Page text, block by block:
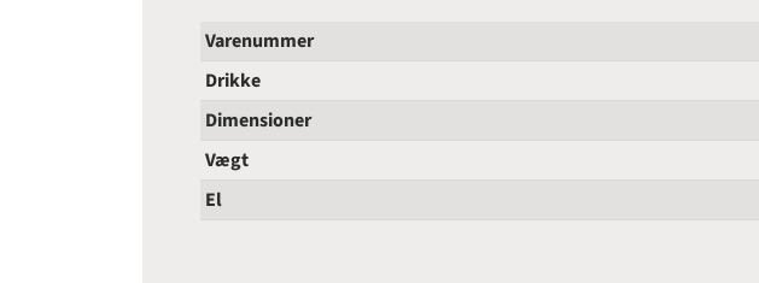
Varenummer
Drikke
Dimensioner
Vægt
El